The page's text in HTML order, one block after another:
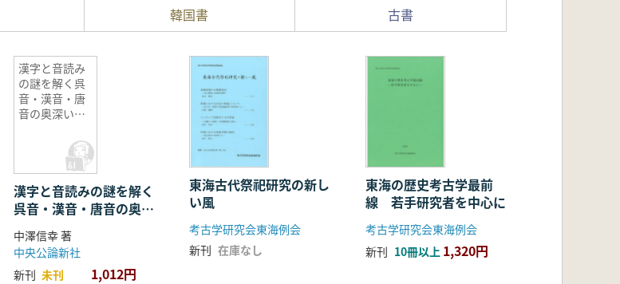
韓国書 古書
漢字と音読み
の謎を解く呉
音・漢音・唐
音の奥深い世
漢字と音読みの謎を解く
呉音・漢音・唐音の奥深
い世界
中澤信幸 著
中央公論新社
新刊 未刊 1,012円
東海古代祭祀研究の新し
い風
考古学研究会東海例会
新刊 在庫なし
東海の歴史考古学最前
線 若手研究者を中心に
考古学研究会東海例会
新刊 10冊以上 1,320円